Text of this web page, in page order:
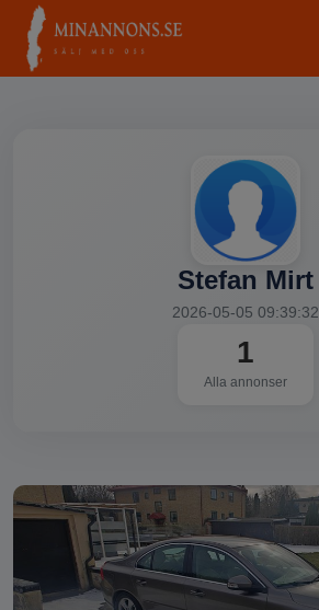
Stefan Mirt
2026-05-05 09:39:32
1
Alla annonser